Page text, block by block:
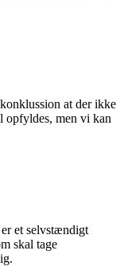
at der ikke
opfyldes, men vi kan
et selvstændigt
skal tage